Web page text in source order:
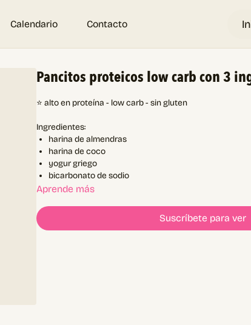
Calendario Contacto
Pancitos proteicos low carb con 3
⭐ alto en proteína - low carb - sin gluten
Ingredientes:
harina de almendras
harina de coco
yogur griego
bicarbonato de sodio
Aprende más
Suscríbete para ver